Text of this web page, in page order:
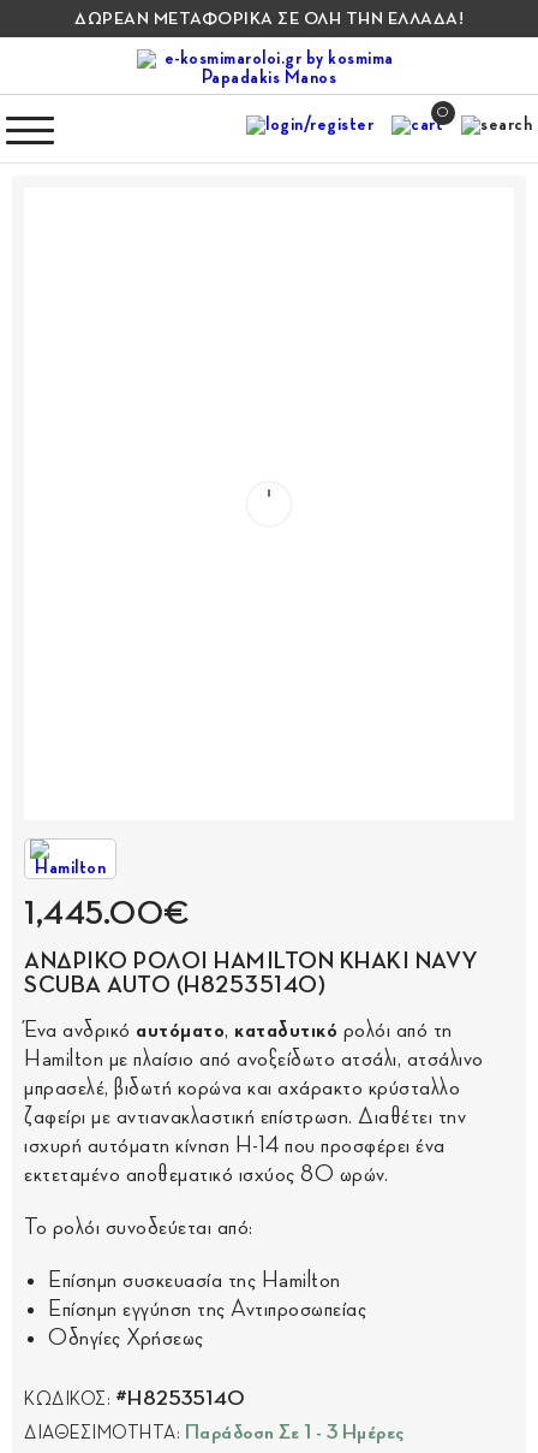
ΔΩΡΕΑΝ ΜΕΤΑΦΟΡΙΚΑ ΣΕ ΟΛΗ ΤΗΝ ΕΛΛΑΔΑ!
0
1,445.00€
ΑΝΔΡΙΚΟ ΡΟΛΟΙ HAMILTON KHAKI NAVY
SCUBA AUTO (H82535140)
Ένα ανδρικό αυτόματο, καταδυτικό ρολόι από τη
Hamilton με πλαίσιο από ανοξείδωτο ατσάλι, ατσάλινο
μπρασελέ, βιδωτή κορώνα και αχάρακτο κρύσταλλο
ζαφείρι με αντιανακλαστική επίστρωση. Διαθέτει την
ισχυρή αυτόματη κίνηση H-14 που προσφέρει ένα
εκτεταμένο αποθεματικό ισχύος 80 ωρών.
Το ρολόι συνοδεύεται από:
Επίσημη συσκευασία της Hamilton
Επίσημη εγγύηση της Αντιπροσωπείας
Οδηγίες Χρήσεως
ΚΩΔΙΚΟΣ: #H82535140
ΔΙΑΘΕΣΙΜΟΤΗΤΑ: Παράδοση Σε 1 - 3 Ημέρες